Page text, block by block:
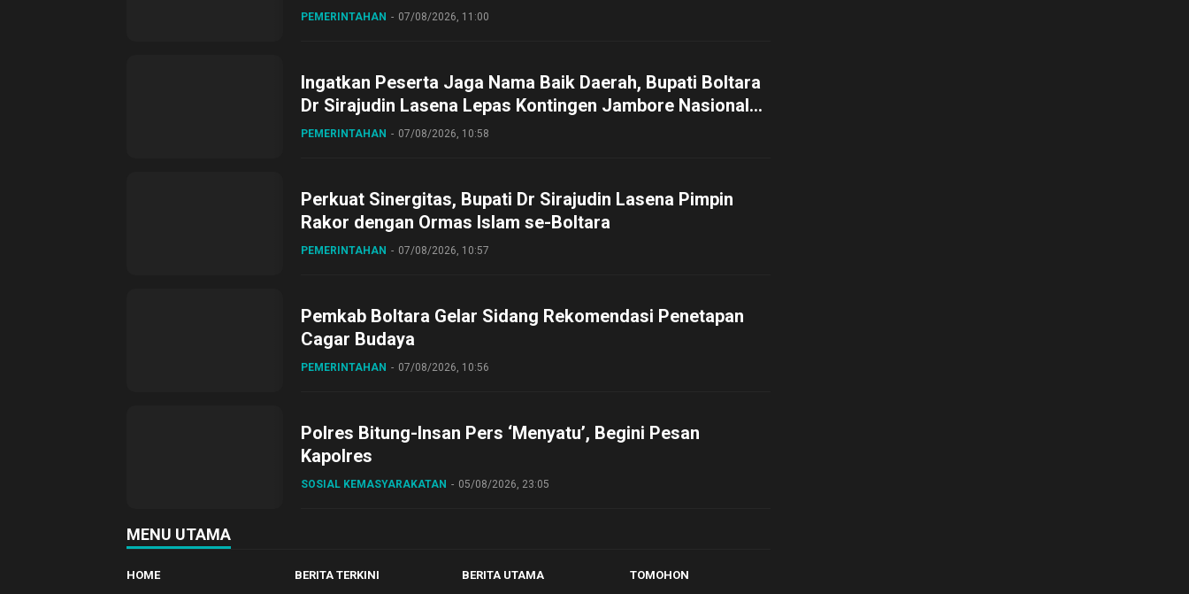
Desa Gihang
PEMERINTAHAN 07/08/2026, 11:00
Ingatkan Peserta Jaga Nama Baik Daerah, Bupati Boltara
Dr Sirajudin Lasena Lepas Kontingen Jambore Nasional
ke XII di Buperta Cibubur
PEMERINTAHAN 07/08/2026, 10:58
Perkuat Sinergitas, Bupati Dr Sirajudin Lasena Pimpin
Rakor dengan Ormas Islam se-Boltara
PEMERINTAHAN 07/08/2026, 10:57
Pemkab Boltara Gelar Sidang Rekomendasi Penetapan
Cagar Budaya
PEMERINTAHAN 07/08/2026, 10:56
Polres Bitung-Insan Pers ‘Menyatu’, Begini Pesan
Kapolres
SOSIAL KEMASYARAKATAN 05/08/2026, 23:05
MENU UTAMA
HOME BERITA TERKINI BERITA UTAMA
TOMOHON